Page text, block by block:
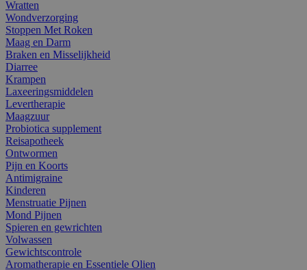
Wratten
Wondverzorging
Stoppen Met Roken
Maag en Darm
Braken en Misselijkheid
Diarree
Krampen
Laxeeringsmiddelen
Levertherapie
Maagzuur
Probiotica supplement
Reisapotheek
Ontwormen
Pijn en Koorts
Antimigraine
Kinderen
Menstruatie Pijnen
Mond Pijnen
Spieren en gewrichten
Volwassen
Gewichtscontrole
Aromatherapie en Essentiele Olien